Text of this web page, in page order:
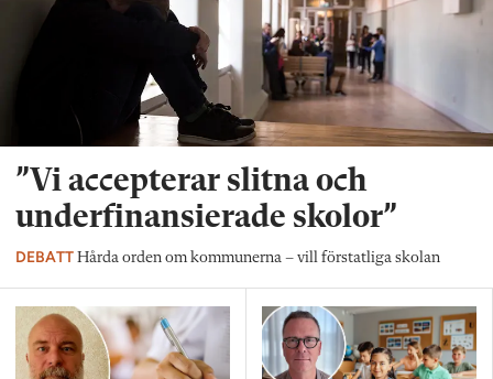
”Vi accepterar slitna och
underfinansierade skolor”
DEBATT Hårda orden om kommunerna – vill förstatliga skolan